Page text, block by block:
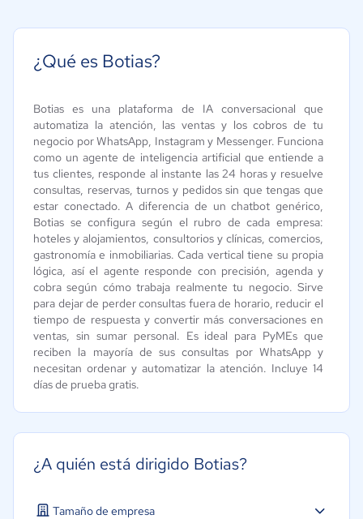
¿Qué es Botias?
Botias es una plataforma de IA conversacional que
automatiza la atención, las ventas y los cobros de tu
negocio por WhatsApp, Instagram y Messenger. Funciona
como un agente de inteligencia artificial que entiende a
tus clientes, responde al instante las 24 horas y resuelve
consultas, reservas, turnos y pedidos sin que tengas que
estar conectado. A diferencia de un chatbot genérico,
Botias se configura según el rubro de cada empresa:
hoteles y alojamientos, consultorios y clínicas, comercios,
gastronomía e inmobiliarias. Cada vertical tiene su propia
lógica, así el agente responde con precisión, agenda y
cobra según cómo trabaja realmente tu negocio. Sirve
para dejar de perder consultas fuera de horario, reducir el
tiempo de respuesta y convertir más conversaciones en
ventas, sin sumar personal. Es ideal para PyMEs que
reciben la mayoría de sus consultas por WhatsApp y
necesitan ordenar y automatizar la atención. Incluye 14
días de prueba gratis.
¿A quién está dirigido Botias?
Tamaño de empresa